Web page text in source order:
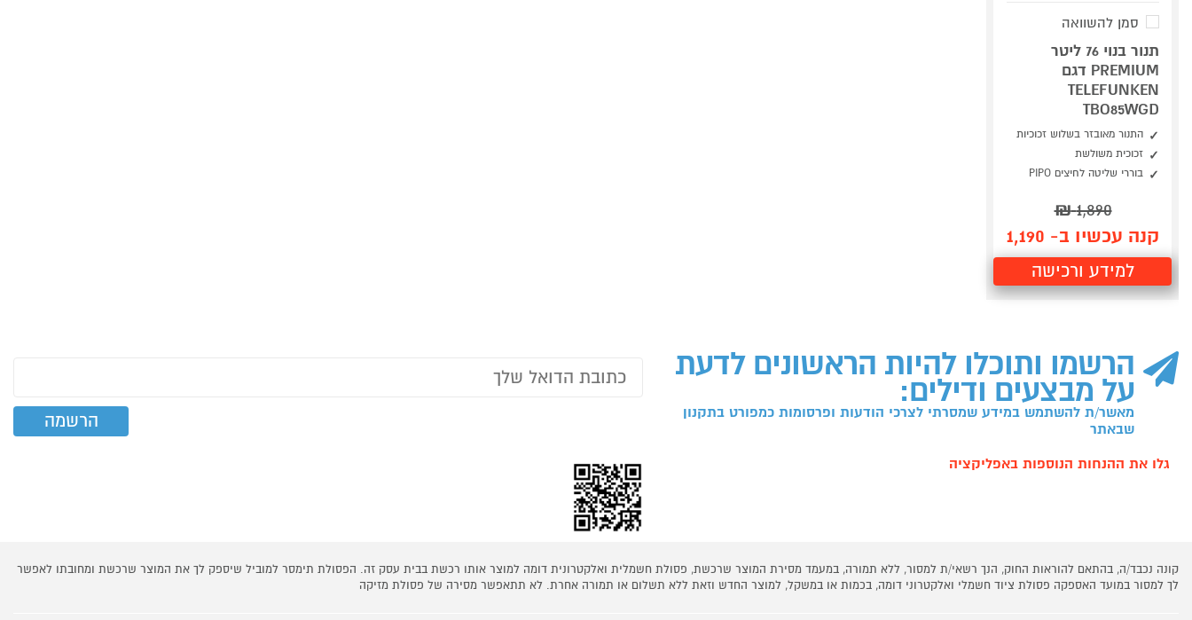
סמן להשוואה
תנור בנוי 76 ליטר
PREMIUM דגם
TELEFUNKEN
TBO85WGD
התנור מאובזר בשלוש זכוכיות
זכוכית משולשת
בוררי שליטה לחיצים PIPO
1,890
₪
קנה עכשיו ב- 1,190
למידע ורכישה
הרשמו ותוכלו להיות הראשונים לדעת
על מבצעים ודילים:
מאשר/ת להשתמש במידע שמסרתי לצרכי הודעות ופרסומות כמפורט בתקנון
שבאתר
גלו את ההנחות הנוספות באפליקציה
קונה נכבד/ה, בהתאם להוראות החוק, הנך רשאי/ת למסור, ללא תמורה, במעמד מסירת המוצר שרכשת, פסולת חשמלית ואלקטרונית דומה למוצר אותו רכשת בבית עסק זה. הפסולת תימסר למוביל שיספק לך את המוצר שרכשת ומחובתו לאפשר
לך למסור במועד האספקה פסולת ציוד חשמלי ואלקטרוני דומה, בכמות או במשקל, למוצר החדש וזאת ללא תשלום או תמורה אחרת. לא תתאפשר מסירה של פסולת מזיקה